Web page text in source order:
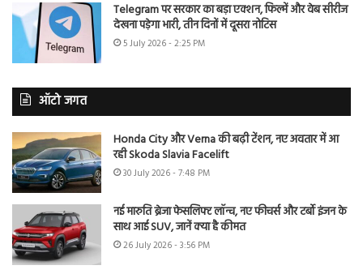
Telegram पर सरकार का बड़ा एक्शन, फिल्में और वेब सीरीज
देखना पड़ेगा भारी, तीन दिनों में दूसरा नोटिस
5 July 2026 - 2:25 PM
ऑटो जगत
Honda City और Verna की बढ़ी टेंशन, नए अवतार में आ
रही Skoda Slavia Facelift
30 July 2026 - 7:48 PM
नई मारुति ब्रेजा फेसलिफ्ट लॉन्च, नए फीचर्स और टर्बो इंजन के
साथ आई SUV, जानें क्या है कीमत
26 July 2026 - 3:56 PM